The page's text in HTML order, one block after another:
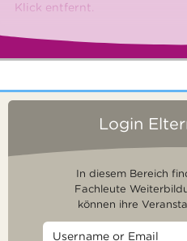
Klick entfernt.
Login
In diesem Bereich
Fachleute
können ihre